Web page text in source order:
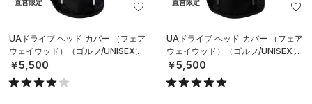
直営限定
UAドライブ ヘッド カバー （フェア
ウェイウッド）（ゴルフ/UNISEX）
￥5,500
直営限定
UAドライブ ヘッド カバー （フェア
ウェイウッド）（ゴルフ/UNISEX）
￥5,500